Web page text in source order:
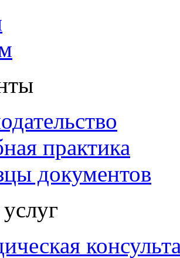
практика
документов